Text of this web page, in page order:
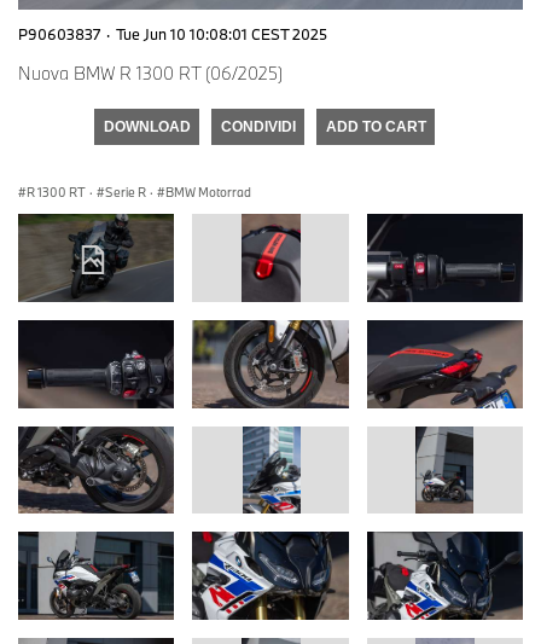
P90603837 · Tue Jun 10 10:08:01 CEST 2025
Nuova BMW R 1300 RT (06/2025)
DOWNLOAD CONDIVIDI ADD TO CART
R 1300 RT · Serie R · BMW Motorrad